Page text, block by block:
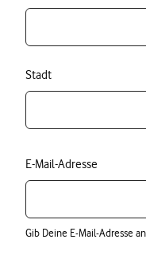
Stadt
E-Mail-Adresse
Gib Deine E-Mail-Adresse